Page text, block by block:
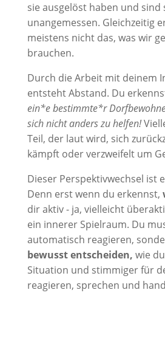
sie ausgelöst haben und sind
unangemessen. Gleichzeitig
meistens nicht das, was wir
brauchen.
Durch die Arbeit mit deinem
entsteht Abstand. Du
ein*e bestimmte*r
sich nicht anders zu helfen!
Teil, der laut wird, sich
kämpft oder verzweifelt um
Dieser Perspektivwechsel ist
Denn erst wenn du erkennst,
dir aktiv - ja, vielleicht
ein innerer Spielraum. Du
automatisch reagieren,
bewusst entscheiden, wie
Situation und stimmiger für
reagieren, sprechen und